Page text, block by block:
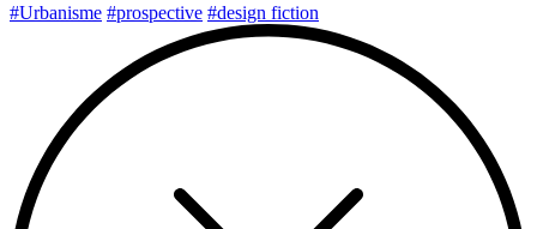
#Urbanisme #prospective #design fiction